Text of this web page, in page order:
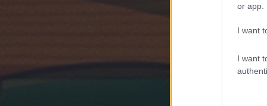
or app.
I want
I want